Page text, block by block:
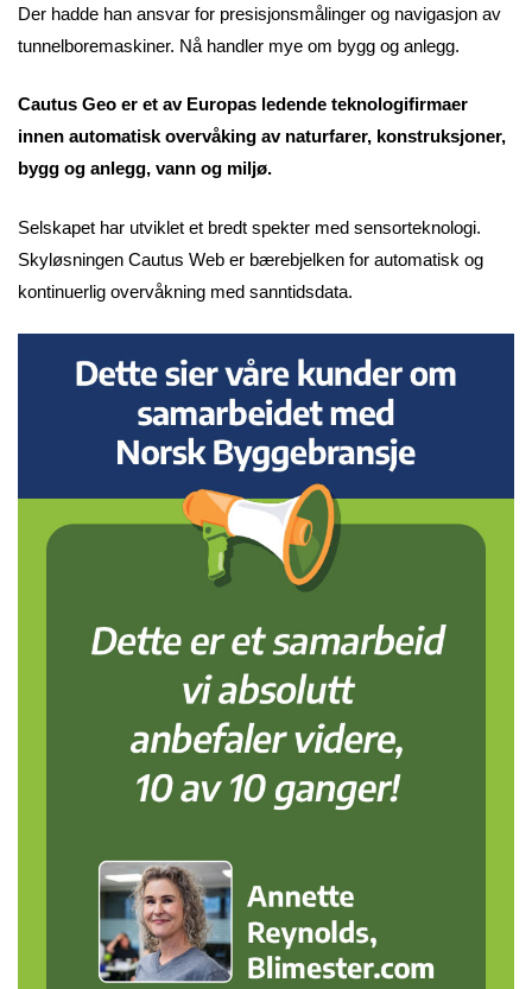
Der hadde han ansvar for presisjonsmålinger og navigasjon av
tunnelboremaskiner. Nå handler mye om bygg og anlegg.
Cautus Geo er et av Europas ledende teknologifirmaer
innen automatisk overvåking av naturfarer, konstruksjoner,
bygg og anlegg, vann og miljø.
Selskapet har utviklet et bredt spekter med sensorteknologi.
Skyløsningen Cautus Web er bærebjelken for automatisk og
kontinuerlig overvåkning med sanntidsdata.